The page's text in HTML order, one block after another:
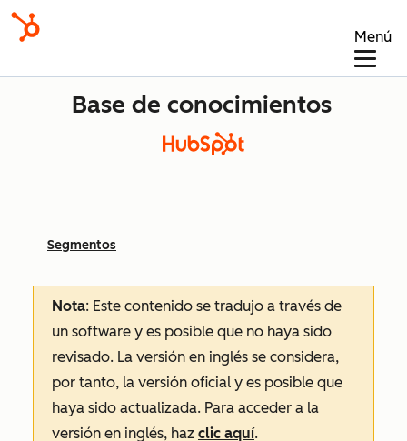
Menú
Base de conocimientos
Segmentos
Nota: Este contenido se tradujo a través de
un software y es posible que no haya sido
revisado. La versión en inglés se considera,
por tanto, la versión oficial y es posible que
haya sido actualizada. Para acceder a la
versión en inglés, haz clic aquí.